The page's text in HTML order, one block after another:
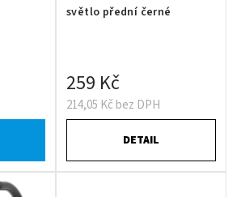
světlo přední černé
214,05 Kč bez DPH
259 Kč
DETAIL